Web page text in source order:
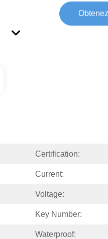
Certification:
Current:
Voltage:
Key Number:
Waterproof: